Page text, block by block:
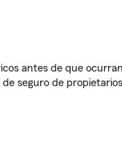
antes de que
seguro de